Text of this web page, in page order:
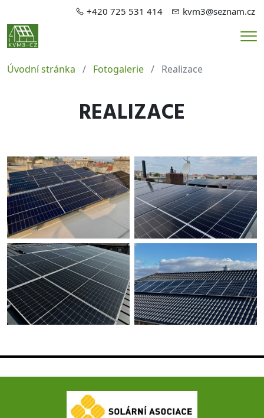
+420 725 531 414 kvm3@seznam.cz
Úvodní stránka Fotogalerie Realizace
REALIZACE